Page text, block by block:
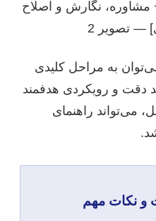
به مراحل کلیدی
دقت و رویکردی هدفمند
می‌تواند راهنمای
و نکات مهم